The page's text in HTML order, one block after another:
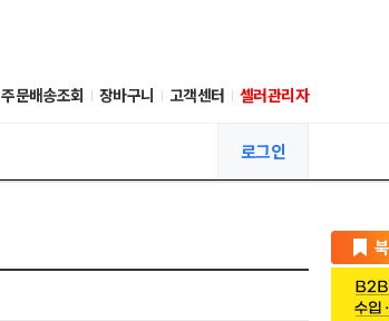
주문배송조회 장바구니 고객센터 셀러관리자
로그인